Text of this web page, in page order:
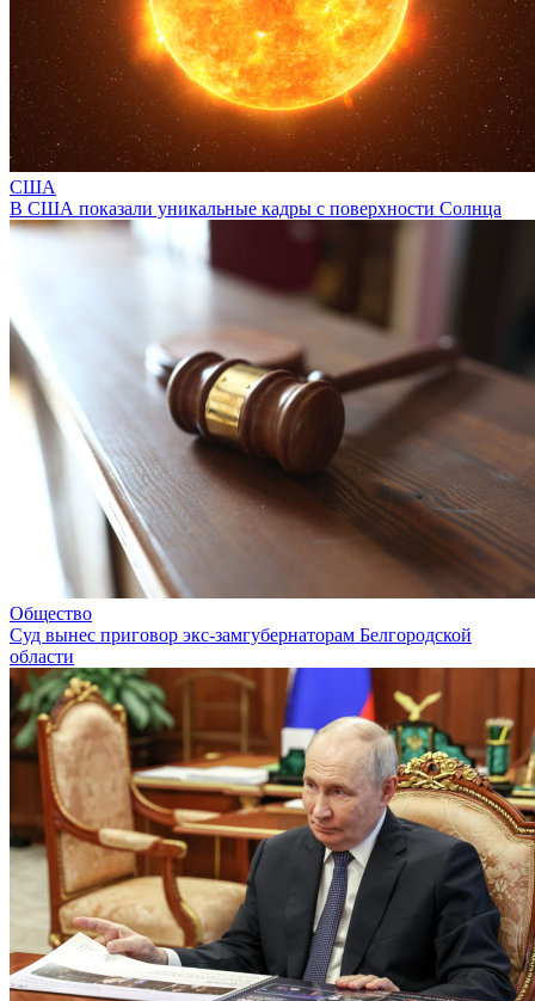
США
В США показали уникальные кадры с поверхности Солнца
Общество
Суд вынес приговор экс-замгубернаторам Белгородской
области